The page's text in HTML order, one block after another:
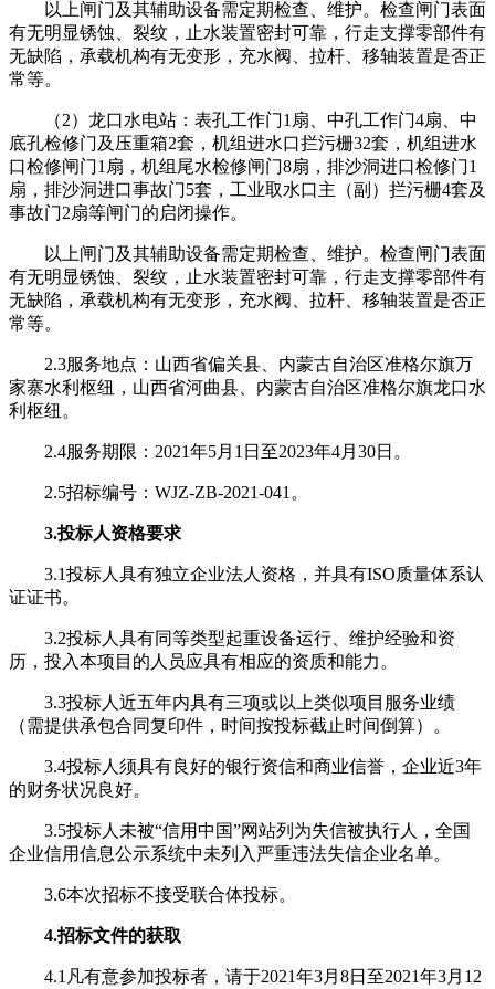
以上闸门及其辅助设备需定期检查、维护。检查闸门表面
有无明显锈蚀、裂纹，止水装置密封可靠，行走支撑零部件有
无缺陷，承载机构有无变形，充水阀、拉杆、移轴装置是否正
常等。
（2）龙口水电站：表孔工作门1扇、中孔工作门4扇、中
底孔检修门及压重箱2套，机组进水口拦污栅32套，机组进水
口检修闸门1扇，机组尾水检修闸门8扇，排沙洞进口检修门1
扇，排沙洞进口事故门5套，工业取水口主（副）拦污栅4套及
事故门2扇等闸门的启闭操作。
以上闸门及其辅助设备需定期检查、维护。检查闸门表面
有无明显锈蚀、裂纹，止水装置密封可靠，行走支撑零部件有
无缺陷，承载机构有无变形，充水阀、拉杆、移轴装置是否正
常等。
2.3服务地点：山西省偏关县、内蒙古自治区准格尔旗万
家寨水利枢纽，山西省河曲县、内蒙古自治区准格尔旗龙口水
利枢纽。
2.4服务期限：2021年5月1日至2023年4月30日。
2.5招标编号：WJZ-ZB-2021-041。
3.投标人资格要求
3.1投标人具有独立企业法人资格，并具有ISO质量体系认
证证书。
3.2投标人具有同等类型起重设备运行、维护经验和资
历，投入本项目的人员应具有相应的资质和能力。
3.3投标人近五年内具有三项或以上类似项目服务业绩
（需提供承包合同复印件，时间按投标截止时间倒算）。
3.4投标人须具有良好的银行资信和商业信誉，企业近3年
的财务状况良好。
3.5投标人未被“信用中国”网站列为失信被执行人，全国
企业信用信息公示系统中未列入严重违法失信企业名单。
3.6本次招标不接受联合体投标。
4.招标文件的获取
4.1凡有意参加投标者，请于2021年3月8日至2021年3月12